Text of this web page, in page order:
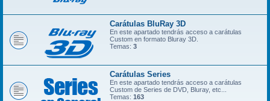
Carátulas BluRay 3D
En este apartado tendrás acceso a carátulas
Custom en formato Bluray 3D.
Temas: 3
Carátulas Series
En este apartado tendrás acceso a carátulas
Custom de Series de DVD, Bluray, etc...
Temas: 163